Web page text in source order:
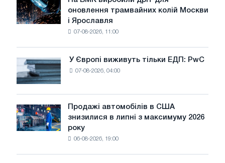
PROVISION
OF
На
БМК
виробили
трамвайних
колій
Ярославля
оновлення трамвайних колій Москви
і Ярославля
07-08-2026, 11:00
Європі
виживуть
тільки
ЕДП:
PwC
У Європі виживуть тільки ЕДП: PwC
07-08-2026, 04:00
Продажі
автомобілів
в
Продажі автомобілів в США
знизилися в липні з максимуму 2026
року
06-08-2026, 19:00